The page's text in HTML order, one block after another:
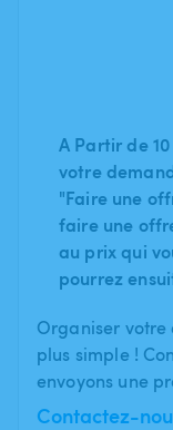
A Partir de
votre
"Faire une
faire une
au prix qui
pourrez
Organiser votre
plus simple !
envoyons une
Contactez-